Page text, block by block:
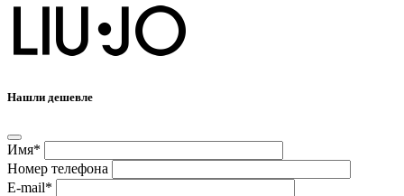
Нашли дешевле
Имя*
Номер телефона
E-mail*